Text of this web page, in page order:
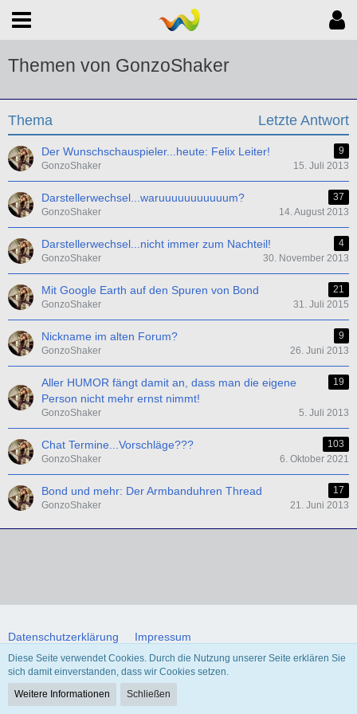
Themen von GonzoShaker
Thema Letzte Antwort
Der Wunschschauspieler...heute: Felix Leiter!
9
GonzoShaker
15. Juli 2013
Darstellerwechsel...waruuuuuuuuuuum?
37
GonzoShaker
14. August 2013
Darstellerwechsel...nicht immer zum Nachteil!
4
GonzoShaker
30. November 2013
Mit Google Earth auf den Spuren von Bond
21
GonzoShaker
31. Juli 2015
Nickname im alten Forum?
9
GonzoShaker
26. Juni 2013
Aller HUMOR fängt damit an, dass man die eigene
Person nicht mehr ernst nimmt!
19
GonzoShaker 5. Juli 2013
Chat Termine...Vorschläge???
103
GonzoShaker
6. Oktober 2021
Bond und mehr: Der Armbanduhren Thread
17
GonzoShaker
21. Juni 2013
Datenschutzerklärung Impressum
Community-Software:
Diese Seite verwendet Cookies. Durch die Nutzung unserer Seite erklären Sie
sich damit einverstanden, dass wir Cookies setzen.
Weitere Informationen
Schließen